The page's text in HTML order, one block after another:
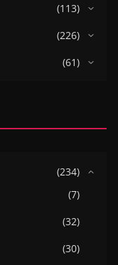
(113)
(226)
(61)
(234)
(7)
(32)
(30)